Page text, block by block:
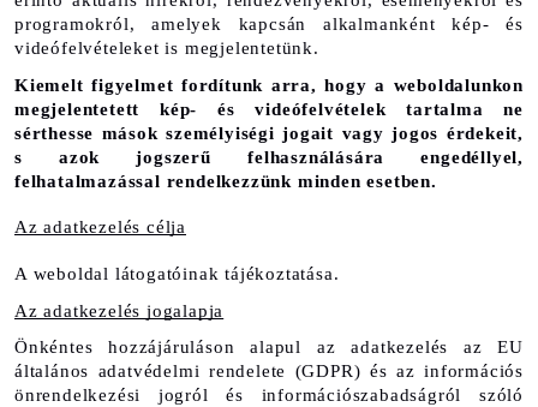
programokról, amelyek kapcsán alkalmanként kép- és
videófelvételeket is megjelentetünk.
Kiemelt figyelmet fordítunk arra, hogy a weboldalunkon
megjelentetett kép- és videófelvételek tartalma ne
sérthesse mások személyiségi jogait vagy jogos érdekeit,
s azok jogszerű felhasználására engedéllyel,
felhatalmazással rendelkezzünk minden esetben.
Az adatkezelés célja
A weboldal látogatóinak tájékoztatása.
Az adatkezelés jogalapja
Önkéntes hozzájáruláson alapul az adatkezelés az EU
általános adatvédelmi rendelete (GDPR) és az információs
önrendelkezési jogról és információszabadságról szóló